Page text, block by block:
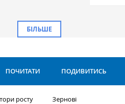
БІЛЬШЕ
ПОЧИТАТИ ПОДИВИТИСЬ
росту
Зернові